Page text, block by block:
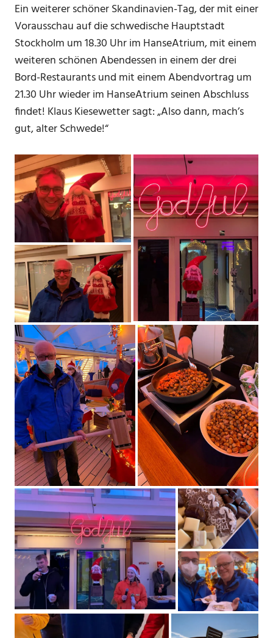
Ein weiterer schöner Skandinavien-Tag, der mit einer
Vorausschau auf die schwedische Hauptstadt
Stockholm um 18.30 Uhr im HanseAtrium, mit einem
weiteren schönen Abendessen in einem der drei
Bord-Restaurants und mit einem Abendvortrag um
21.30 Uhr wieder im HanseAtrium seinen Abschluss
findet! Klaus Kiesewetter sagt: „Also dann, mach’s
gut, alter Schwede!“